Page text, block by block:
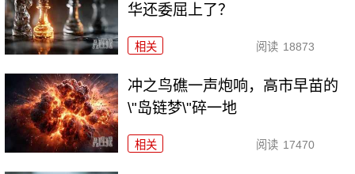
华还委屈上了？
相关 阅读 18873
冲之鸟礁一声炮响，高市早苗的
\"岛链梦\"碎一地
相关 阅读 17470